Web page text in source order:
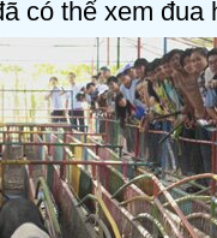
có thể xem đua